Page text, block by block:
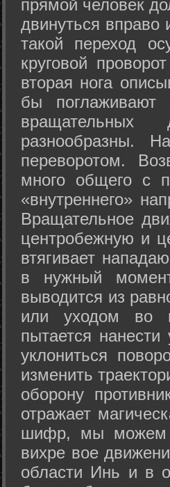
прямой человек
двинуться
такой переход
круговой
вторая нога
бы поглаживают
разнообразны.
переворотом.
много общего с
«внутреннего»
Вращательное
центробежную и
втягивает
в нужный
выводится из
или уходом во
пытается
уклониться
изменить
оборону
отражает
шифр, мы можем
вихре вое
области Инь и в